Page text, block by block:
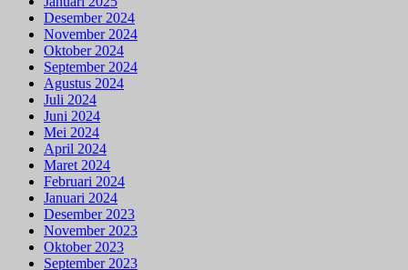
Desember 2024
November 2024
Oktober 2024
September 2024
Agustus 2024
Juli 2024
Juni 2024
Mei 2024
April 2024
Maret 2024
Februari 2024
Januari 2024
Desember 2023
November 2023
Oktober 2023
September 2023